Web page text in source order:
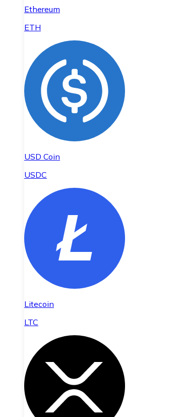
Ethereum
ETH
USD Coin
USDC
Litecoin
LTC